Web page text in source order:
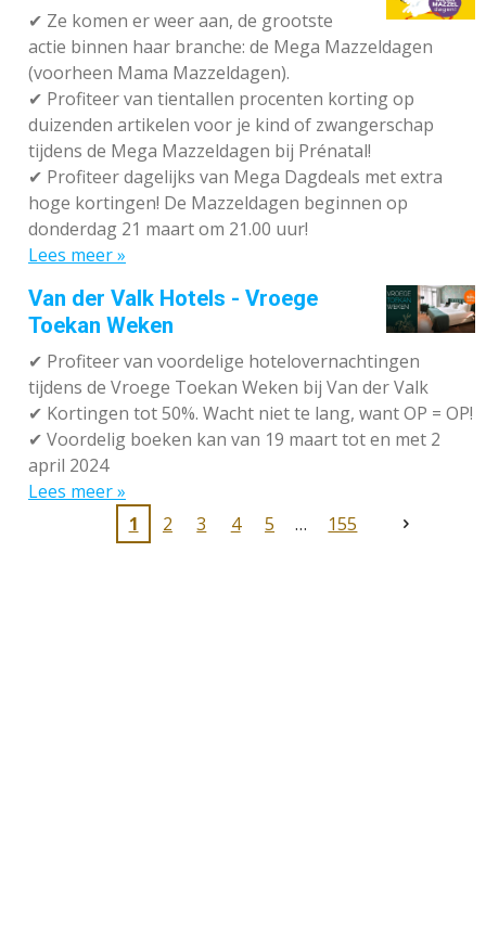
✔ Ze komen er weer aan, de grootste
actie binnen haar branche: de Mega Mazzeldagen
(voorheen Mama Mazzeldagen).
✔ Profiteer van tientallen procenten korting op
duizenden artikelen voor je kind of zwangerschap
tijdens de Mega Mazzeldagen bij Prénatal!
✔ Profiteer dagelijks van Mega Dagdeals met extra
hoge kortingen! De Mazzeldagen beginnen op
donderdag 21 maart om 21.00 uur!
Lees meer »
Van der Valk Hotels - Vroege
Toekan Weken
✔ Profiteer van voordelige hotelovernachtingen
tijdens de Vroege Toekan Weken bij Van der Valk
✔ Kortingen tot 50%. Wacht niet te lang, want OP = OP!
✔ Voordelig boeken kan van 19 maart tot en met 2
april 2024
Lees meer »
1
2 3 4 5 155